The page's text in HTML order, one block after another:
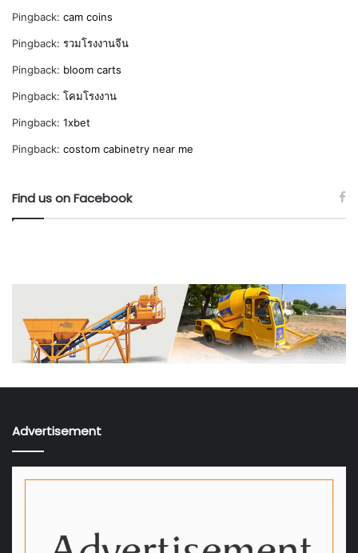
Pingback: cam coins
Pingback: รวมโรงงานจีน
Pingback: bloom carts
Pingback: โคมโรงงาน
Pingback: 1xbet
Pingback: costom cabinetry near me
Find us on Facebook
Advertisement